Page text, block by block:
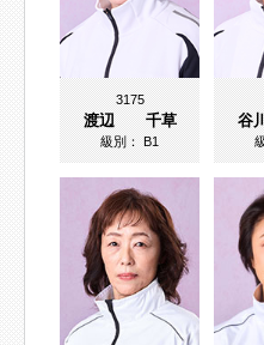
3175
渡辺 千草
級別：B1
谷